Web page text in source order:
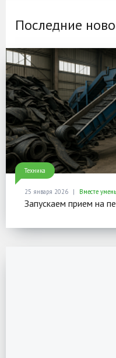
Последние
Техника
25 января 2026 Вместе
Запускаем прием на